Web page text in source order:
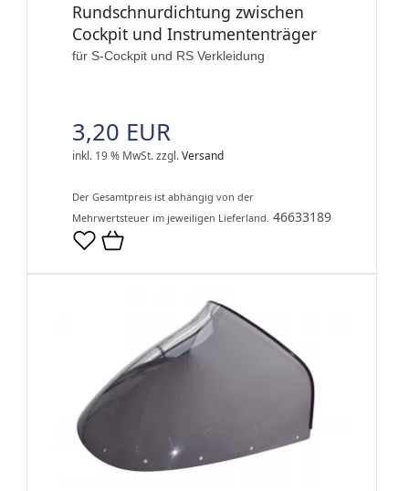
Rundschnurdichtung zwischen
Cockpit und Instrumententräger
für S-Cockpit und RS Verkleidung
3,20 EUR
inkl. 19 % MwSt.zzgl.Versand
Der Gesamtpreis ist abhängig von der
Mehrwertsteuer im jeweiligen Lieferland. 46633189